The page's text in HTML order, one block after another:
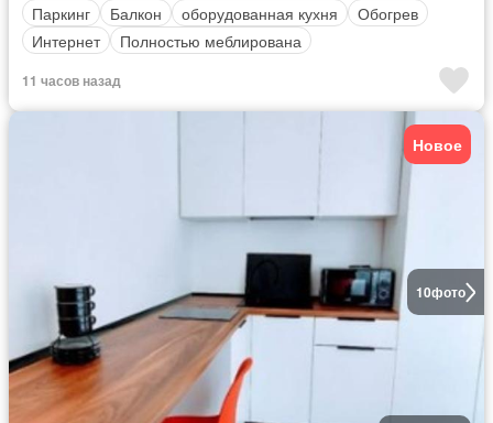
Паркинг
Балкон оборудованная кухня
Обогрев
Интернет
Полностью меблирована
11 часов назад
10фото
Новое